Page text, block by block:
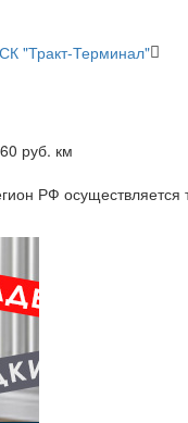
"Тракт-Терминал"
руб. км
РФ осуществляется